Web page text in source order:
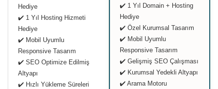
Hediye
✔️ 1 Yıl Hosting Hizmeti
Hediye
✔️ Mobil Uyumlu
Responsive Tasarım
✔️ SEO Optimize Edilmiş
Altyapı
✔️ Hızlı Yükleme Süreleri
✔️ 1 Yıl Domain + Hosting
Hediye
✔️ Özel Kurumsal Tasarım
✔️ Mobil Uyumlu
Responsive Tasarım
✔️ Gelişmiş SEO Çalışması
✔️ Kurumsal Yedekli Altyapı
✔️ Arama Motoru